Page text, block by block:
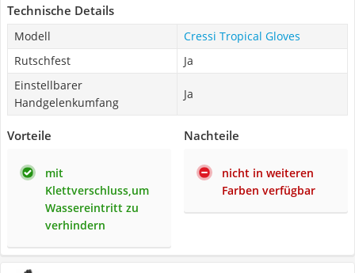
Technische Details
Modell
Cressi Tropical Gloves
Rutschfest
Ja
Einstellbarer
Handgelenkumfang
Ja
Vorteile
mit
Klettverschluss,um
Wassereintritt zu
verhindern
Nachteile
nicht in weiteren
Farben verfügbar